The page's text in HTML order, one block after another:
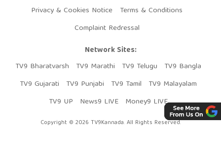
Privacy & Cookies Notice
Terms & Conditions
Complaint Redressal
Network Sites:
TV9 Bharatvarsh
TV9 Marathi TV9 Telugu
TV9 Bangla
TV9 Gujarati
TV9 Punjabi TV9 Tamil
TV9 Malayalam
TV9 UP
News9 LIVE Money9 LIVE
Copyright © 2026 TV9Kannada. All Rights Reserved.